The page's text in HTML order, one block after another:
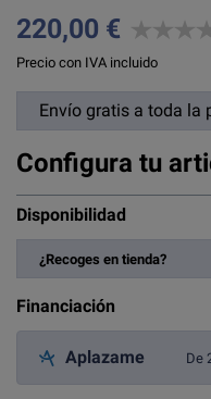
220,00 €
Precio con IVA incluido
Envío gratis a toda la
Configura tu
Disponibilidad
¿Recoges en tienda?
Financiación
Aplazame De